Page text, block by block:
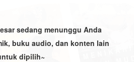
sedang menunggu Anda
buku audio, dan konten lain
dipilih~